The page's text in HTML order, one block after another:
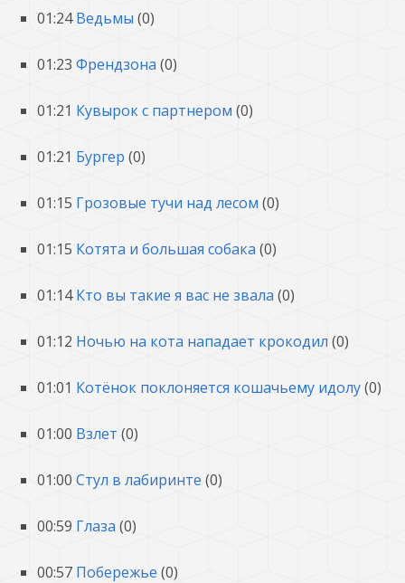
01:24 Ведьмы (0)
01:23 Френдзона (0)
01:21 Кувырок с партнером (0)
01:21 Бургер (0)
01:15 Грозовые тучи над лесом (0)
01:15 Котята и большая собака (0)
01:14 Кто вы такие я вас не звала (0)
01:12 Ночью на кота нападает крокодил (0)
01:01 Котёнок поклоняется кошачьему идолу(0)
01:00 Взлет (0)
01:00 Стул в лабиринте (0)
00:59 Глаза (0)
00:57 Побережье (0)